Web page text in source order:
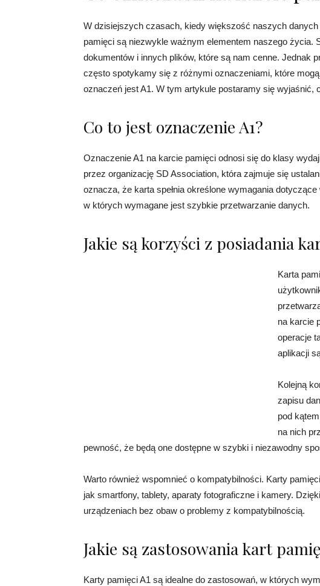
W dzisiejszych czasach, kiedy większość naszych
pamięci są niezwykle ważnym elementem naszego życia.
dokumentów i innych plików, które są nam cenne. Jednak
często spotykamy się z różnymi oznaczeniami, które
oznaczeń jest A1. W tym artykule postaramy się wyjaśnić,
Co to jest oznaczenie A1?
Oznaczenie A1 na karcie pamięci odnosi się do klasy
przez organizację SD Association, która zajmuje się
oznacza, że karta spełnia określone wymagania
w których wymagane jest szybkie przetwarzanie danych.
Jakie są korzyści z posiadania
Karta
na karcie
operacje
aplikacji
Kolejną
zapisu
pod
na nich
pewność, że będą one dostępne w szybki i niezawodny
Warto również wspomnieć o kompatybilności. Karty
jak smartfony, tablety, aparaty fotograficzne i kamery.
urządzeniach bez obaw o problemy z kompatybilnością.
Jakie są zastosowania kart
Karty pamięci A1 są idealne do zastosowań, w których